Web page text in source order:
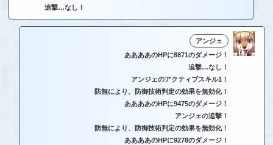
追撃…なし！
アンジェ
ああああのHPに8871のダメージ！
追撃…なし！
アンジェのアクティブスキル1！
防無により、防御技術判定の効果を無効化！
ああああのHPに9475のダメージ！
アンジェの追撃！
防無により、防御技術判定の効果を無効化！
ああああのHPに9278のダメージ！